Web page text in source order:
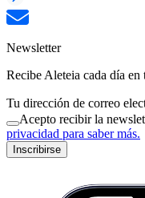
Newsletter
Recibe Aleteia cada día
Tu dirección de correo
Acepto recibir la
privacidad para saber más.
Inscribirse